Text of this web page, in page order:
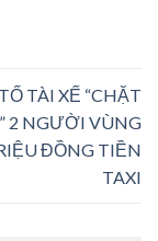
TÀI XẾ “CHẶT
2 NGƯỜI VÙNG
ĐỒNG TIỀN
TAXI